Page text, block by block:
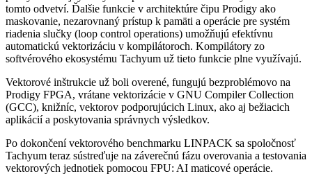
tomto odvetví. Ďalšie funkcie v architektúre čipu Prodigy ako
maskovanie, nezarovnaný prístup k pamäti a operácie pre systém
riadenia slučky (loop control operations) umožňujú efektívnu
automatickú vektorizáciu v kompilátoroch. Kompilátory zo
softvérového ekosystému Tachyum už tieto funkcie plne využívajú.
Vektorové inštrukcie už boli overené, fungujú bezproblémovo na
Prodigy FPGA, vrátane vektorizácie v GNU Compiler Collection
(GCC), knižníc, vektorov podporujúcich Linux, ako aj bežiacich
aplikácií a poskytovania správnych výsledkov.
Po dokončení vektorového benchmarku LINPACK sa spoločnosť
Tachyum teraz sústreďuje na záverečnú fázu overovania a testovania
vektorových jednotiek pomocou FPU: AI maticové operácie.